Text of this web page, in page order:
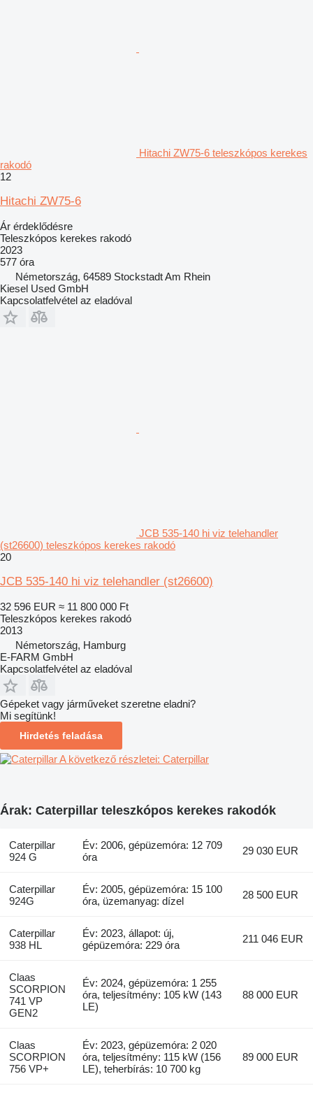
Hitachi ZW75-6 teleszkópos kerekes
rakodó
12
Hitachi ZW75-6
Ár érdeklődésre
Teleszkópos kerekes rakodó
2023
577 óra
Németország, 64589 Stockstadt Am Rhein
Kiesel Used GmbH
Kapcsolatfelvétel az eladóval
JCB 535-140 hi viz telehandler
(st26600) teleszkópos kerekes rakodó
20
JCB 535-140 hi viz telehandler (st26600)
32 596 EUR ≈ 11 800 000 Ft
Teleszkópos kerekes rakodó
2013
Németország, Hamburg
E-FARM GmbH
Kapcsolatfelvétel az eladóval
Gépeket vagy járműveket szeretne eladni?
Mi segítünk!
Hirdetés feladása
A következő részletei: Caterpillar
Árak: Caterpillar teleszkópos kerekes rakodók
Caterpillar
924 G
Év: 2006, gépüzemóra: 12 709
óra
29 030 EUR
Caterpillar
924G
Év: 2005, gépüzemóra: 15 100
óra, üzemanyag: dízel
28 500 EUR
Caterpillar
938 HL
Év: 2023, állapot: új,
gépüzemóra: 229 óra
211 046 EUR
Claas
SCORPION
741 VP
GEN2
Év: 2024, gépüzemóra: 1 255
óra, teljesítmény: 105 kW (143
LE)
88 000 EUR
Claas
SCORPION
756 VP+
Év: 2023, gépüzemóra: 2 020
óra, teljesítmény: 115 kW (156
LE), teherbírás: 10 700 kg
89 000 EUR